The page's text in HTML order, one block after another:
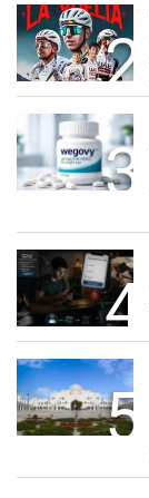
2
3
4
5